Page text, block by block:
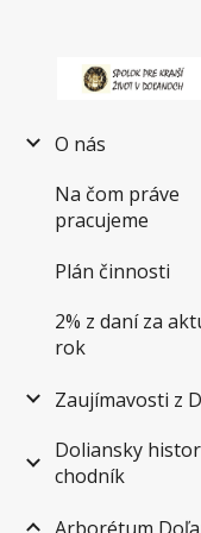
O nás
Na čom práve
pracujeme
Plán činnosti
2% z daní za
rok
Zaujímavosti z
Doliansky
chodník